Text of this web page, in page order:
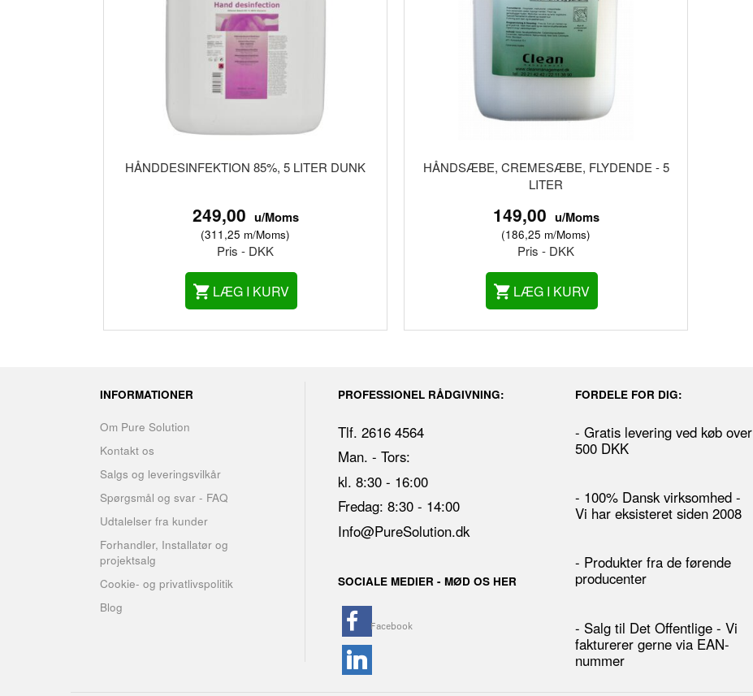
HÅNDDESINFEKTION 85%, 5 LITER DUNK
249,00 u/Moms
(311,25 m/Moms)
Pris - DKK
LÆG I KURV
HÅNDSÆBE, CREMESÆBE, FLYDENDE - 5
LITER
149,00 u/Moms
(186,25 m/Moms)
Pris - DKK
LÆG I KURV
INFORMATIONER
Om Pure Solution
Kontakt os
Salgs og leveringsvilkår
Spørgsmål og svar - FAQ
Udtalelser fra kunder
Forhandler, Installatør og
projektsalg
Cookie- og privatlivspolitik
Blog
PROFESSIONEL RÅDGIVNING:
Tlf. 2616 4564
Man. - Tors:
kl. 8:30 - 16:00
Fredag: 8:30 - 14:00
Info@PureSolution.dk
SOCIALE MEDIER - MØD OS HER
FORDELE FOR DIG:
- Gratis levering ved køb over
500 DKK
- 100% Dansk virksomhed -
Vi har eksisteret siden 2008
- Produkter fra de førende
producenter
- Salg til Det Offentlige - Vi
fakturerer gerne via EAN-
nummer